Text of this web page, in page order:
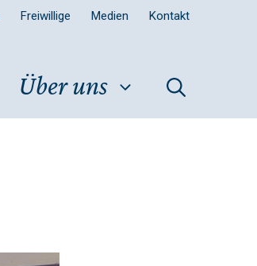
Freiwillige Medien Kontakt
Über uns